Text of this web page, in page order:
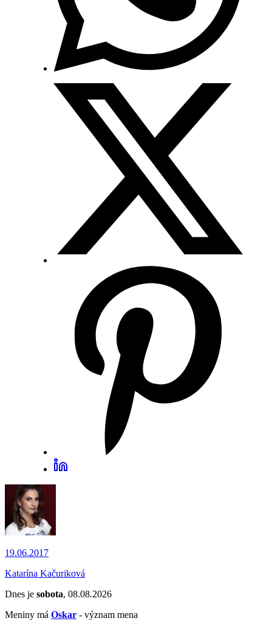
19.06.2017
Katarína Kačuriková
Dnes je sobota, 08.08.2026
Meniny má Oskar - význam mena